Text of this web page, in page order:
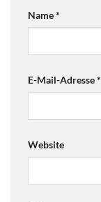
Name*
E-Mail-Adresse*
Website